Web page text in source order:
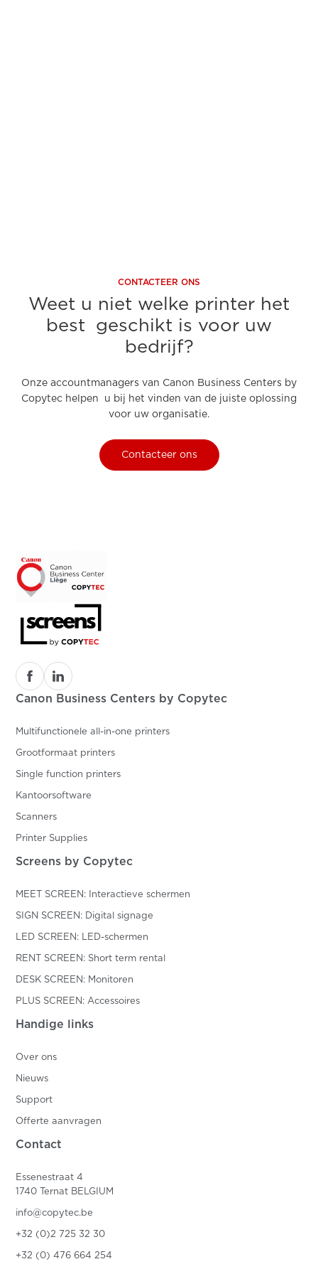
CONTACTEER ONS
Weet u niet welke printer het
best geschikt is voor uw
bedrijf?
Onze accountmanagers van Canon Business Centers by
Copytec helpen u bij het vinden van de juiste oplossing
voor uw organisatie.
Contacteer ons
Canon Business Centers by Copytec
Multifunctionele all-in-one printers
Grootformaat printers
Single function printers
Kantoorsoftware
Scanners
Printer Supplies
Screens by Copytec
MEET SCREEN: Interactieve schermen
SIGN SCREEN: Digital signage
LED SCREEN: LED-schermen
RENT SCREEN: Short term rental
DESK SCREEN: Monitoren
PLUS SCREEN: Accessoires
Handige links
Over ons
Nieuws
Support
Offerte aanvragen
Contact
Essenestraat 4
1740 Ternat BELGIUM
info@copytec.be
+32 (0)2 725 32 30
+32 (0) 476 664 254